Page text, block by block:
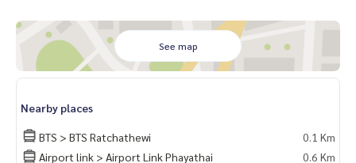
See map
Nearby places
BTS > BTS Ratchathewi
0.1 Km
Airport link > Airport Link Phayathai
0.6 Km